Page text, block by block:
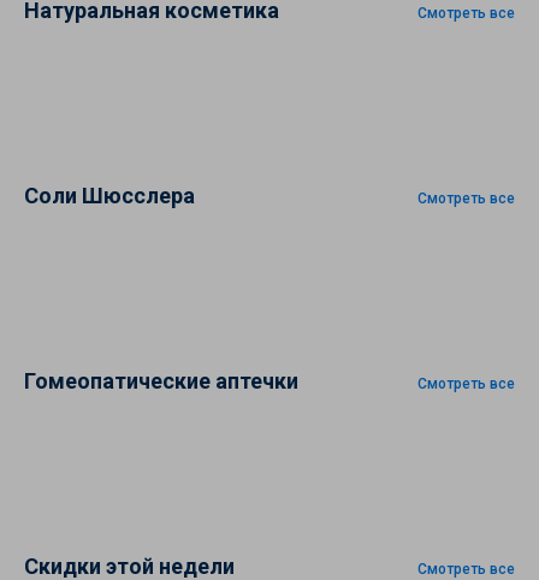
Натуральная косметика Смотреть все
Соли Шюсслера Смотреть все
Гомеопатические аптечки Смотреть все
Скидки этой недели Смотреть все